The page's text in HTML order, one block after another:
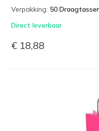
Verpakking: 50
Direct leverbaar
€ 18,88